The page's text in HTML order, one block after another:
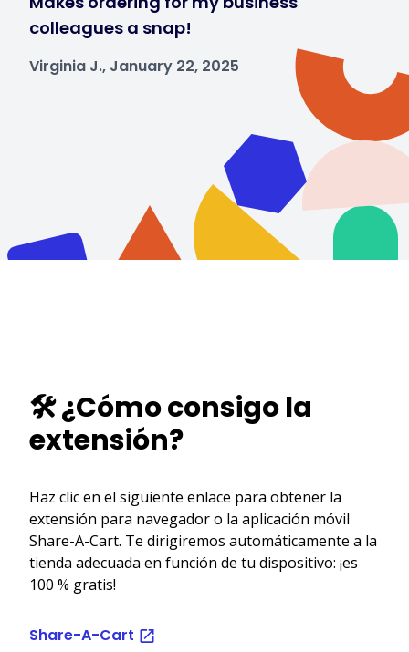
colleagues a snap!
Virginia J., January 22, 2025
🛠️ ¿Cómo consigo la
extensión?
Haz clic en el siguiente enlace para obtener la
extensión para navegador o la aplicación móvil
Share-A-Cart. Te dirigiremos automáticamente a la
tienda adecuada en función de tu dispositivo: ¡es
100 % gratis!
Share-A-Cart